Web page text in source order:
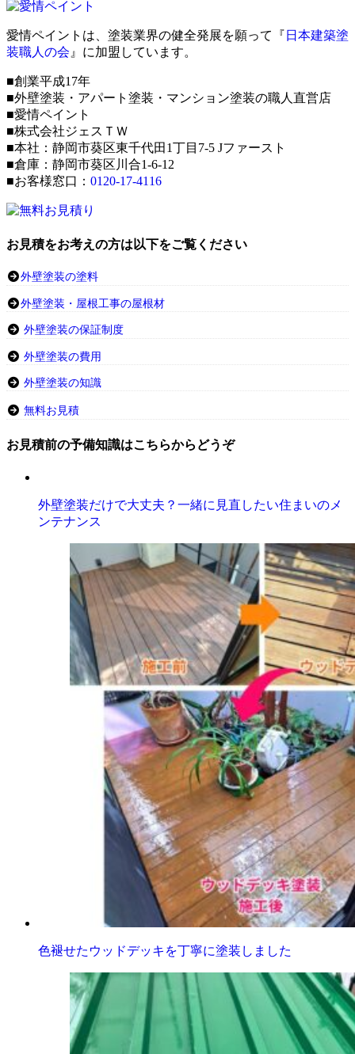
愛情ペイントは、塗装業界の健全発展を願って『 日本建築塗
装職人の会 』に加盟しています。
■創業平成17年
■外壁塗装・アパート塗装・マンション塗装の職人直営店
■愛情ペイント
■株式会社ジェスＴＷ
■本社：静岡市葵区東千代田1丁目7-5 Jファースト
■倉庫：静岡市葵区川合1-6-12
■お客様窓口： 0120-17-4116
お見積をお考えの方は以下をご覧ください
外壁塗装の塗料
外壁塗装・屋根工事の屋根材
外壁塗装の保証制度
外壁塗装の費用
外壁塗装の知識
無料お見積
お見積前の予備知識はこちらからどうぞ
外壁塗装だけで大丈夫？一緒に見直したい住まいのメ
ンテナンス
色褪せたウッドデッキを丁寧に塗装しました